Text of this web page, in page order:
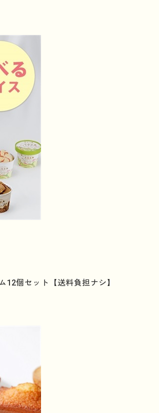
12個セット【送料負担ナシ】